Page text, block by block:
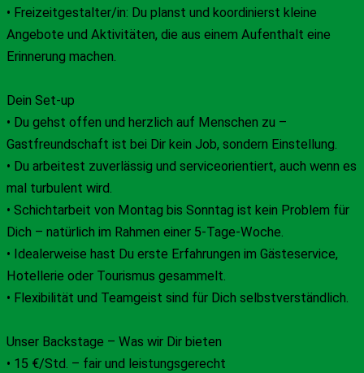
• Freizeitgestalter/in: Du planst und koordinierst kleine
Angebote und Aktivitäten, die aus einem Aufenthalt eine
Erinnerung machen.
Dein Set-up
• Du gehst offen und herzlich auf Menschen zu –
Gastfreundschaft ist bei Dir kein Job, sondern Einstellung.
• Du arbeitest zuverlässig und serviceorientiert, auch wenn es
mal turbulent wird.
• Schichtarbeit von Montag bis Sonntag ist kein Problem für
Dich – natürlich im Rahmen einer 5-Tage-Woche.
• Idealerweise hast Du erste Erfahrungen im Gästeservice,
Hotellerie oder Tourismus gesammelt.
• Flexibilität und Teamgeist sind für Dich selbstverständlich.
Unser Backstage – Was wir Dir bieten
• 15 €/Std. – fair und leistungsgerecht